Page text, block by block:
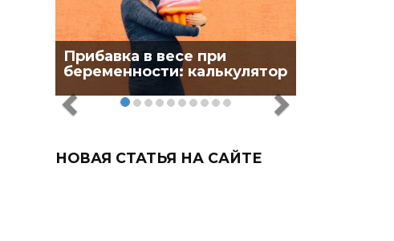
Прибавка в весе при
беременности: калькулятор
НОВАЯ СТАТЬЯ НА САЙТЕ